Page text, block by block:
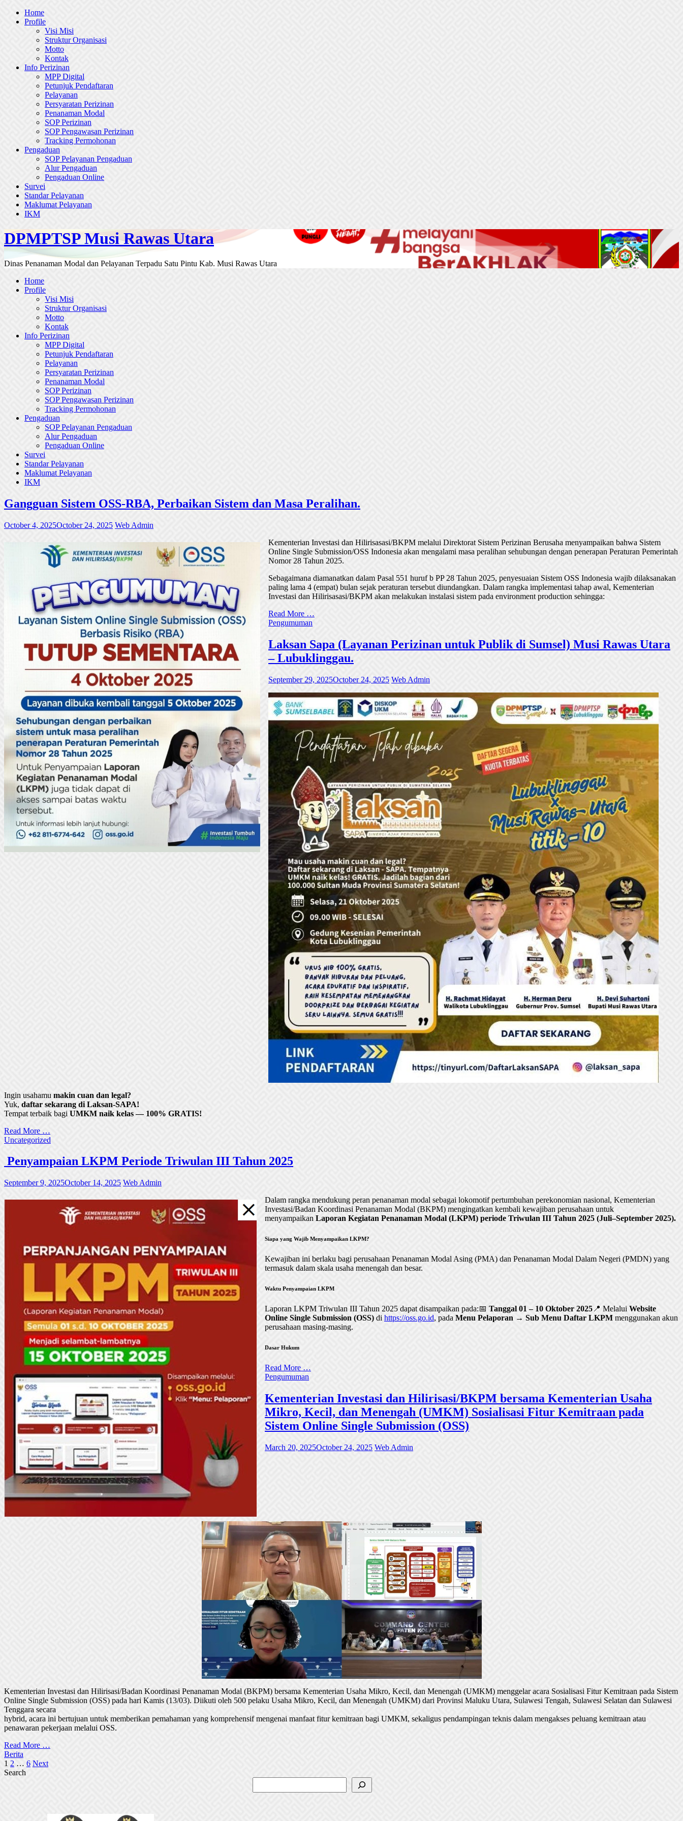
Skip
Home
Profile
Visi Misi
Struktur Organisasi
Motto
Kontak
Info Perizinan
MPP Digital
Petunjuk Pendaftaran
Pelayanan
Persyaratan Perizinan
Penanaman Modal
SOP Perizinan
SOP Pengawasan Perizinan
Tracking Permohonan
Pengaduan
SOP Pelayanan Pengaduan
Alur Pengaduan
Pengaduan Online
Survei
Standar Pelayanan
Maklumat Pelayanan
IKM
DPMPTSP Musi Rawas Utara
Dinas Penanaman Modal dan Pelayanan Terpadu Satu Pintu Kab. Musi Rawas Utara
Home
Profile
Visi Misi
Struktur Organisasi
Motto
Kontak
Info Perizinan
MPP Digital
Petunjuk Pendaftaran
Pelayanan
Persyaratan Perizinan
Penanaman Modal
SOP Perizinan
SOP Pengawasan Perizinan
Tracking Permohonan
Pengaduan
SOP Pelayanan Pengaduan
Alur Pengaduan
Pengaduan Online
Survei
Standar Pelayanan
Maklumat Pelayanan
IKM
Gangguan Sistem OSS-RBA, Perbaikan Sistem dan Masa Peralihan.
October 4, 2025October 24, 2025 Web Admin
Kementerian Investasi dan Hilirisasasi/BKPM melalui Direktorat Sistem Perizinan Berusaha menyampaikan bahwa Sistem
Online Single Submission/OSS Indonesia akan mengalami masa peralihan sehubungan dengan penerapan Peraturan Pemerintah
Nomor 28 Tahun 2025.
Sebagaimana diamanatkan dalam Pasal 551 huruf b PP 28 Tahun 2025, penyesuaian Sistem OSS Indonesia wajib dilaksanakan
paling lama 4 (empat) bulan sejak peraturan tersebut diundangkan. Dalam rangka implementasi tahap awal, Kementerian
Investasi dan Hilirisasasi/BKPM akan melakukan instalasi sistem pada environment production sehingga:
Read More …
Pengumuman
Laksan Sapa (Layanan Perizinan untuk Publik di Sumsel) Musi Rawas Utara
– Lubuklinggau.
September 29, 2025October 24, 2025 Web Admin
Ingin usahamu makin cuan dan legal?
Yuk, daftar sekarang di Laksan-SAPA!
Tempat terbaik bagi UMKM naik kelas — 100% GRATIS!
Read More …
Uncategorized
Penyampaian LKPM Periode Triwulan III Tahun 2025
September 9, 2025October 14, 2025 Web Admin
Dalam rangka mendukung peran penanaman modal sebagai lokomotif pertumbuhan perekonomian nasional, Kementerian
Investasi/Badan Koordinasi Penanaman Modal (BKPM) mengingatkan kembali kewajiban perusahaan untuk
menyampaikan Laporan Kegiatan Penanaman Modal (LKPM) periode Triwulan III Tahun 2025 (Juli–September 2025).
Siapa yang Wajib Menyampaikan LKPM?
Kewajiban ini berlaku bagi perusahaan Penanaman Modal Asing (PMA) dan Penanaman Modal Dalam Negeri (PMDN) yang
termasuk dalam skala usaha menengah dan besar.
Waktu Penyampaian LKPM
Laporan LKPM Triwulan III Tahun 2025 dapat disampaikan pada:📅 Tanggal 01 – 10 Oktober 2025 📍 Melalui Website
Online Single Submission (OSS) di https://oss.go.id, pada Menu Pelaporan → Sub Menu Daftar LKPM menggunakan akun
perusahaan masing-masing.
Dasar Hukum
Read More …
Pengumuman
Kementerian Investasi dan Hilirisasi/BKPM bersama Kementerian Usaha
Mikro, Kecil, dan Menengah (UMKM) Sosialisasi Fitur Kemitraan pada
Sistem Online Single Submission (OSS)
March 20, 2025October 24, 2025 Web Admin
Kementerian Investasi dan Hilirisasi/Badan Koordinasi Penanaman Modal (BKPM) bersama Kementerian Usaha Mikro, Kecil, dan Menengah (UMKM) menggelar acara Sosialisasi Fitur Kemitraan pada Sistem
Online Single Submission (OSS) pada hari Kamis (13/03). Diikuti oleh 500 pelaku Usaha Mikro, Kecil, dan Menengah (UMKM) dari Provinsi Maluku Utara, Sulawesi Tengah, Sulawesi Selatan dan Sulawesi
Tenggara secara
hybrid, acara ini bertujuan untuk memberikan pemahaman yang komprehensif mengenai manfaat fitur kemitraan bagi UMKM, sekaligus pendampingan teknis dalam mengakses peluang kemitraan atau
penawaran pekerjaan melalui OSS.
Read More …
Berita
Posts
pagination
1 2 … 6 Next
Search